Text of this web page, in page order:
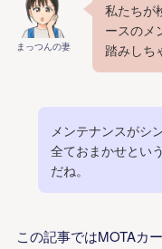
まっつんの妻
私たちが
ースのメ
踏みしち
メンテナンスがシ
全ておまかせとい
だね。
この記事ではMOTAカ